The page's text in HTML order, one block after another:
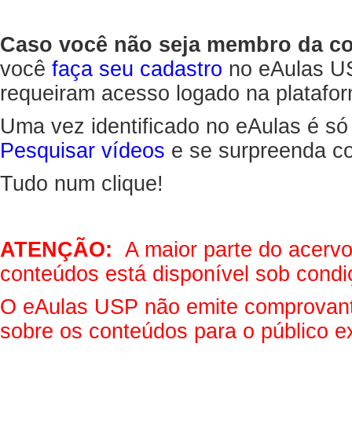
Caso você não seja membro da
você faça seu cadastro no eAulas
requeiram acesso logado na
Uma vez identificado no eAulas é
Pesquisar vídeos e se surpreenda
Tudo num clique!
ATENÇÃO: A maior parte do
conteúdos está disponível sob
O eAulas USP não emite
sobre os conteúdos para o público